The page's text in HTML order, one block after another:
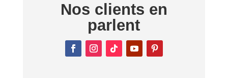
Nos clients en
parlent